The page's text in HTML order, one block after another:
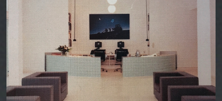
KLEINWEISS WERBEAGENTUR